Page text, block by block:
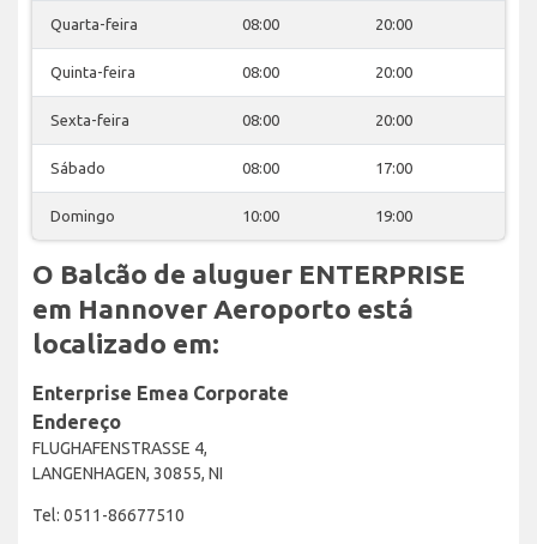
Quarta-feira 08:00 20:00
Quinta-feira 08:00 20:00
Sexta-feira 08:00 20:00
Sábado 08:00 17:00
Domingo 10:00 19:00
O Balcão de aluguer ENTERPRISE
em Hannover Aeroporto está
localizado em:
Enterprise Emea Corporate
Endereço
FLUGHAFENSTRASSE 4,
LANGENHAGEN, 30855, NI
Tel: 0511-86677510